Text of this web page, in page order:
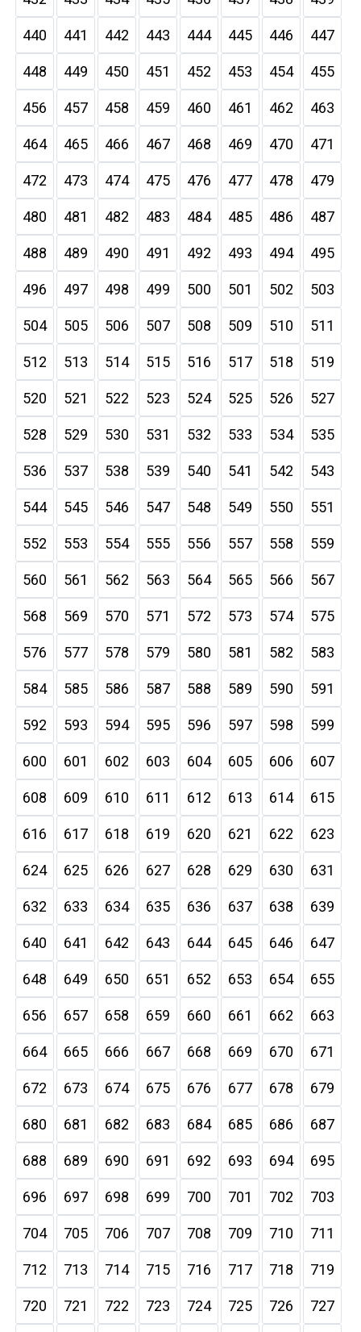
440 441 442 443 444 445 446 447
448 449 450 451 452 453 454 455
456 457 458 459 460 461 462 463
464 465 466 467 468 469 470 471
472 473 474 475 476 477 478 479
480 481 482 483 484 485 486 487
488 489 490 491 492 493 494 495
496 497 498 499 500 501 502 503
504 505 506 507 508 509 510 511
512 513 514 515 516 517 518 519
520 521 522 523 524 525 526 527
528 529 530 531 532 533 534 535
536 537 538 539 540 541 542 543
544 545 546 547 548 549 550 551
552 553 554 555 556 557 558 559
560 561 562 563 564 565 566 567
568 569 570 571 572 573 574 575
576 577 578 579 580 581 582 583
584 585 586 587 588 589 590 591
592 593 594 595 596 597 598 599
600 601 602 603 604 605 606 607
608 609 610 611 612 613 614 615
616 617 618 619 620 621 622 623
624 625 626 627 628 629 630 631
632 633 634 635 636 637 638 639
640 641 642 643 644 645 646 647
648 649 650 651 652 653 654 655
656 657 658 659 660 661 662 663
664 665 666 667 668 669 670 671
672 673 674 675 676 677 678 679
680 681 682 683 684 685 686 687
688 689 690 691 692 693 694 695
696 697 698 699 700 701 702 703
704 705 706 707 708 709 710 711
712 713 714 715 716 717 718 719
720 721 722 723 724 725 726 727